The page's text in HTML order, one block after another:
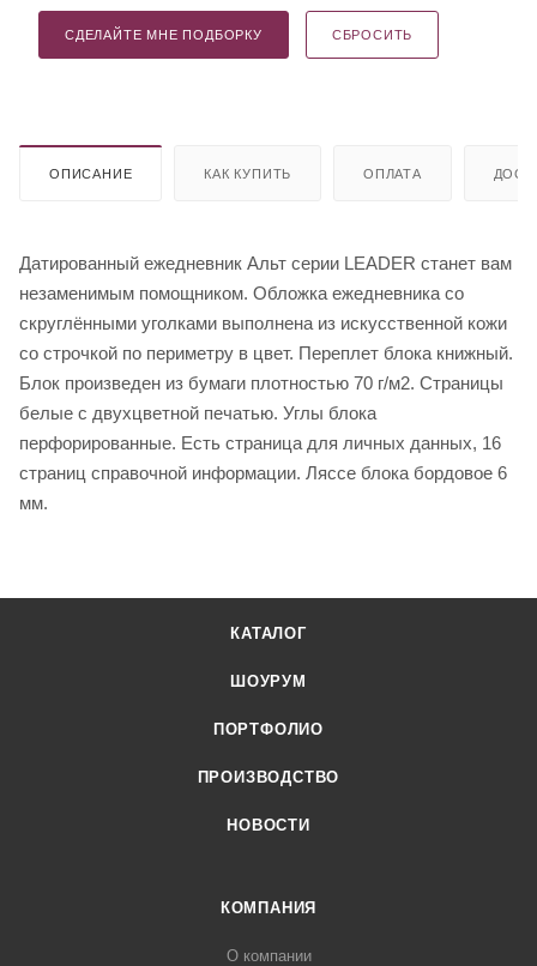
СДЕЛАЙТЕ МНЕ ПОДБОРКУ СБРОСИТЬ
ОПИСАНИЕ КАК КУПИТЬ ОПЛАТА
Датированный ежедневник Альт серии LEADER станет вам
незаменимым помощником. Обложка ежедневника со
скруглёнными уголками выполнена из искусственной кожи
со строчкой по периметру в цвет. Переплет блока книжный.
Блок произведен из бумаги плотностью 70 г/м2. Страницы
белые с двухцветной печатью. Углы блока
перфорированные. Есть страница для личных данных, 16
страниц справочной информации. Ляссе блока бордовое 6
мм.
КАТАЛОГ
ШОУРУМ
ПОРТФОЛИО
ПРОИЗВОДСТВО
НОВОСТИ
КОМПАНИЯ
О компании